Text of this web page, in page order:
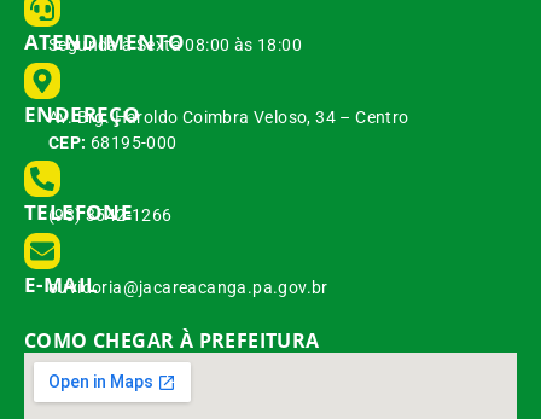
ATENDIMENTO
Segunda à Sexta 08:00 às 18:00
ENDEREÇO
Av. Brg. Haroldo Coimbra Veloso, 34 – Centro
CEP: 68195-000
TELEFONE
(93) 3542-1266
E-MAIL
ouvidoria@jacareacanga.pa.gov.br
COMO CHEGAR À PREFEITURA